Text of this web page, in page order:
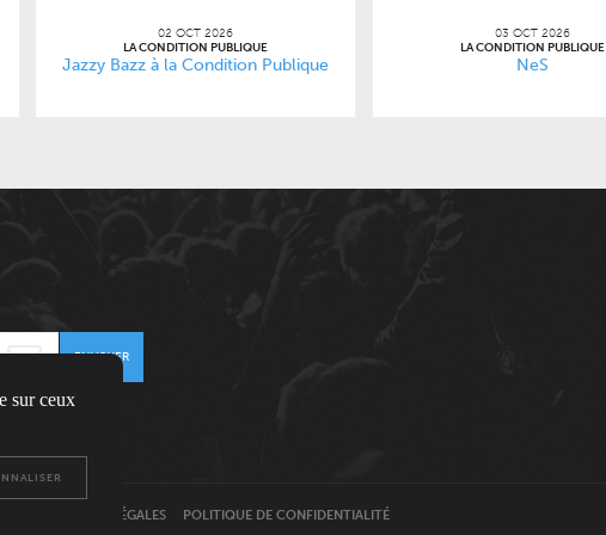
02 OCT 2026
LA CONDITION PUBLIQUE
Jazzy Bazz à la Condition Publique
03 OCT 2026
LA CONDITION PUBLIQUE
NeS
ENVOYER
MENTIONS LÉGALES POLITIQUE DE CONFIDENTIALITÉ
sur ceux